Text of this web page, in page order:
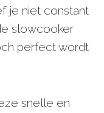
je niet constant
slowcooker
perfect wordt
snelle en